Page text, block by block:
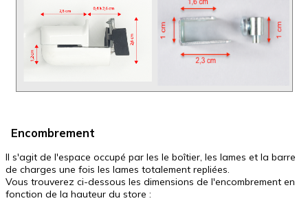
Encombrement
Il s'agit de l'espace occupé par les le boîtier, les lames et la barre
de charges une fois les lames totalement repliées.
Vous trouverez ci-dessous les dimensions de l'encombrement en
fonction de la hauteur du store :